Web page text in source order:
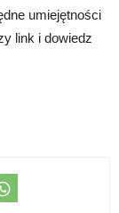
umiejętności
link i dowiedz